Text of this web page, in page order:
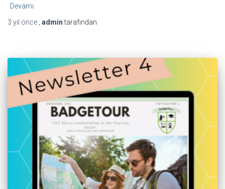
Devamı
3 yıl önce , admintarafından